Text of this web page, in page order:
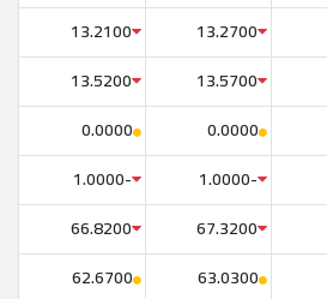
13.2700
13.2100
13.5700
13.5200
0.0000
0.0000
-1.0000
-1.0000
67.3200
66.8200
63.0300
62.6700